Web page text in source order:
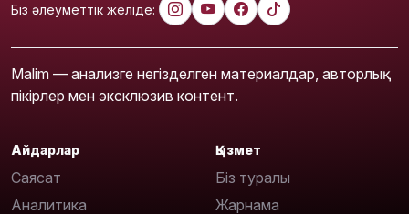
Біз әлеуметтік желіде:
Malim — анализге негізделген материалдар, авторлық
пікірлер мен эксклюзив контент.
Айдарлар
Саясат
Аналитика
Қызмет
Біз туралы
Жарнама